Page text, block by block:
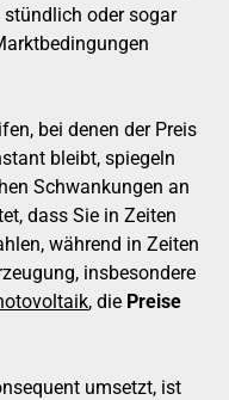
oder sogar
bei denen der Preis
bleibt, spiegeln
Schwankungen an
dass Sie in Zeiten
während in Zeiten
insbesondere
, die Preise
umsetzt, ist